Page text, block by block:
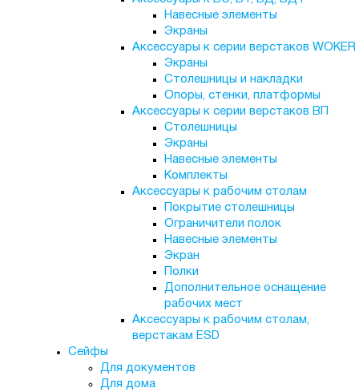
Навесные элементы
Экраны
Аксессуары к серии верстаков WOKER
Экраны
Столешницы и накладки
Опоры, стенки, платформы
Аксессуары к серии верстаков ВП
Столешницы
Экраны
Навесные элементы
Комплекты
Аксессуары к рабочим столам
Покрытие столешницы
Ограничители полок
Навесные элементы
Экран
Полки
Дополнительное оснащение
рабочих мест
Аксессуары к рабочим столам,
верстакам ESD
Сейфы
Для документов
Для дома